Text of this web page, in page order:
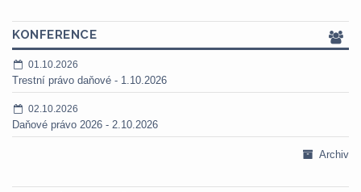
KONFERENCE
01.10.2026
Trestní právo daňové - 1.10.2026
02.10.2026
Daňové právo 2026 - 2.10.2026
Archiv